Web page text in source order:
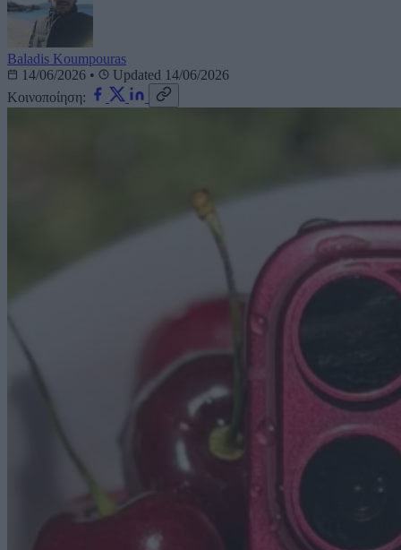
Baladis Koumpouras
14/06/2026 •
Updated 14/06/2026
Κοινοποίηση: